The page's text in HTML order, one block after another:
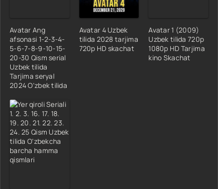
Avatar Ang
afsonasi 1-2-3-4-
5-6-7-8-9-10-15-
20-30 Qism serial
Uzbek tilida
Tarjima seryal
2024 O'zbek tilida
Avatar 4 Uzbek
tilida 2028 tarjima
720p HD skachat
Avatar 1 (2009)
Uzbek tilida 720p
1080p HD Tarjima
kino Skachat